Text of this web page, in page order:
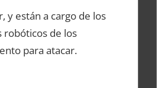
y están a cargo de los
robóticos de los
para atacar.